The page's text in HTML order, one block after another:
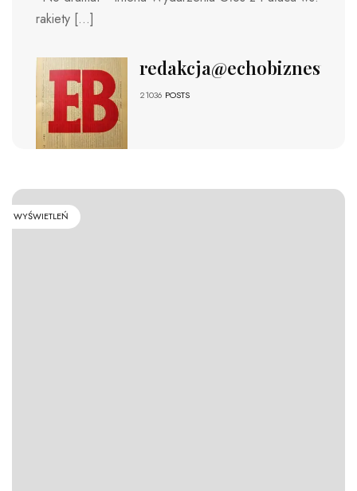
rakiety […]
redakcja@echobiznesu.pl
21036 POSTS
WYŚWIETLEŃ